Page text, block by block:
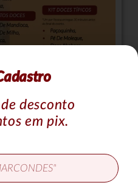
I – 2 Barraquinhas –
desconto
em pix.